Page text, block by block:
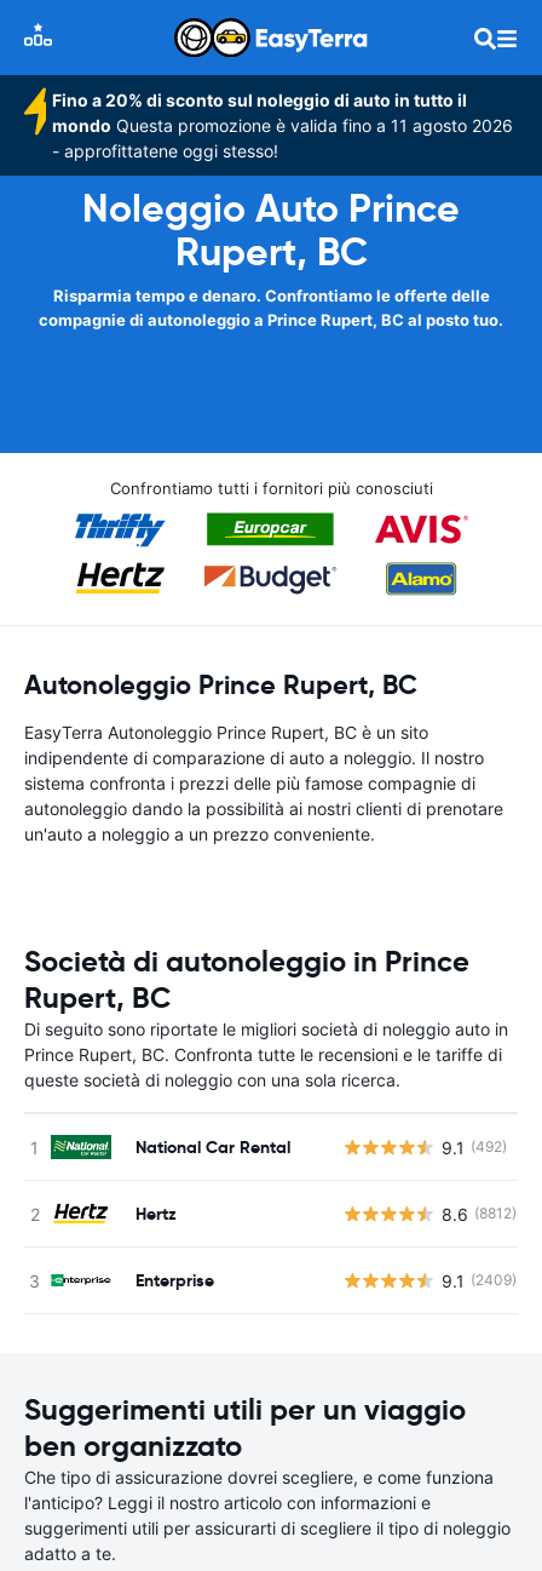
Fino a 20% di sconto sul noleggio di auto in tutto il
mondo Questa promozione è valida fino a 11 agosto 2026
- approfittatene oggi stesso!
Noleggio Auto Prince
Rupert, BC
Risparmia tempo e denaro. Confrontiamo le offerte delle
compagnie di autonoleggio a Prince Rupert, BC al posto tuo.
Confrontiamo tutti i fornitori più conosciuti
Autonoleggio Prince Rupert, BC
EasyTerra Autonoleggio Prince Rupert, BC è un sito
indipendente di comparazione di auto a noleggio. Il nostro
sistema confronta i prezzi delle più famose compagnie di
autonoleggio dando la possibilità ai nostri clienti di prenotare
un'auto a noleggio a un prezzo conveniente.
Società di autonoleggio in Prince
Rupert, BC
Di seguito sono riportate le migliori società di noleggio auto in
Prince Rupert, BC. Confronta tutte le recensioni e le tariffe di
queste società di noleggio con una sola ricerca.
National Car Rental 9.1 (492)
Hertz 8.6 (8812)
Enterprise 9.1 (2409)
Suggerimenti utili per un viaggio
ben organizzato
Che tipo di assicurazione dovrei scegliere, e come funziona
l'anticipo? Leggi il nostro articolo con informazioni e
suggerimenti utili per assicurarti di scegliere il tipo di noleggio
adatto a te.